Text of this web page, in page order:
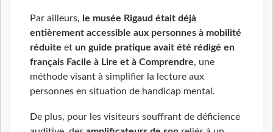
Par ailleurs, le musée Rigaud était déjà
entièrement accessible aux personnes à mobilité
réduite et un guide pratique avait été rédigé en
français Facile à Lire et à Comprendre, une
méthode visant à simplifier la lecture aux
personnes en situation de handicap mental.
De plus, pour les visiteurs souffrant de déficience